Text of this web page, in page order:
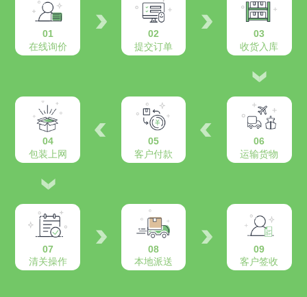
01
在线询价
02
提交订单
03
收货入库
04
包装上网
05
客户付款
06
运输货物
07
清关操作
08
本地派送
09
客户签收